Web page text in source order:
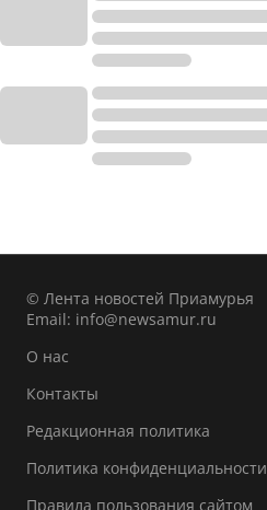
© Лента новостей Приамурья
Email: info@newsamur.ru
О нас
Контакты
Редакционная политика
Политика конфиденциальности
Правила пользования сайтом